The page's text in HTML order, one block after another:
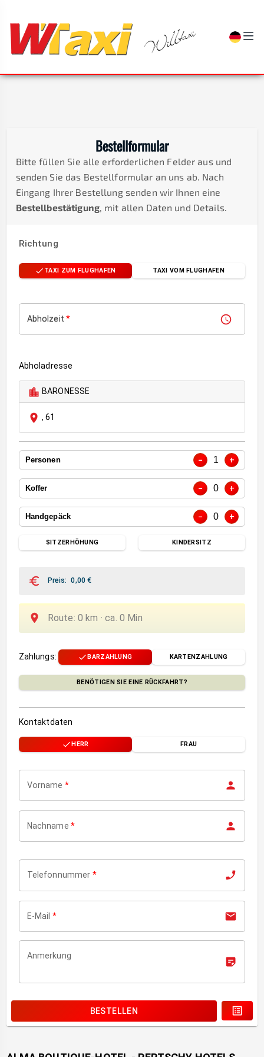
Bestellformular
Bitte füllen Sie alle erforderlichen Felder aus und
senden Sie das Bestellformular an uns ab. Nach
Eingang Ihrer Bestellung senden wir Ihnen eine
Bestellbestätigung, mit allen Daten und Details.
Richtung
TAXI ZUM FLUGHAFEN TAXI VOM FLUGHAFEN
Abholzeit *
Abholadresse
BARONESSE
,61
Personen − 1 +
Koffer − 0 +
Handgepäck − 0 +
SITZERHÖHUNG KINDERSITZ
Preis: 0,00€
Route: 0 km ·ca. 0 Min
Zahlungs: BARZAHLUNG KARTENZAHLUNG
BENÖTIGEN SIE EINE RÜCKFAHRT?
Kontaktdaten
HERR FRAU
Vorname *
Nachname *
Telefonnummer *
E-Mail *
Anmerkung
BESTELLEN